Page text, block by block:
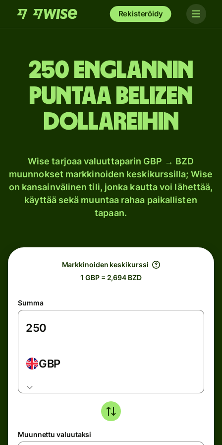
Rekisteröidy
250 Englannin
puntaa Belizen
dollareihin
Wise tarjoaa valuuttaparin GBP → BZD
muunnokset markkinoiden keskikurssilla; Wise
on kansainvälinen tili, jonka kautta voi lähettää,
käyttää sekä muuntaa rahaa paikallisten
tapaan.
Markkinoiden keskikurssi
1 GBP = 2,694 BZD
Summa
GBP
Muunnettu valuutaksi